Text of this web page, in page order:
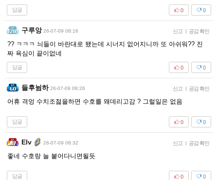
답글 0
0
구루앙 26-07-09 08:16 신고 | 공감 확인
?? ㅋㅋㅋ 늬들이 바란대로 됐는데 시너지 없어지니까 또 아쉬워?? 진
짜 욕심이 끝이없네
답글 0
0
들후뉨하 26-07-09 08:26 신고 | 공감 확인
어휴 격엉 수치조젏을하면 수호를 왜데리고감 ? 그럴일은 없음
답글 0
0
Elv 26-07-09 08:32 신고 | 공감 확인
좋네 수호랑 늘 붙어다니면될듯
답글 0
0